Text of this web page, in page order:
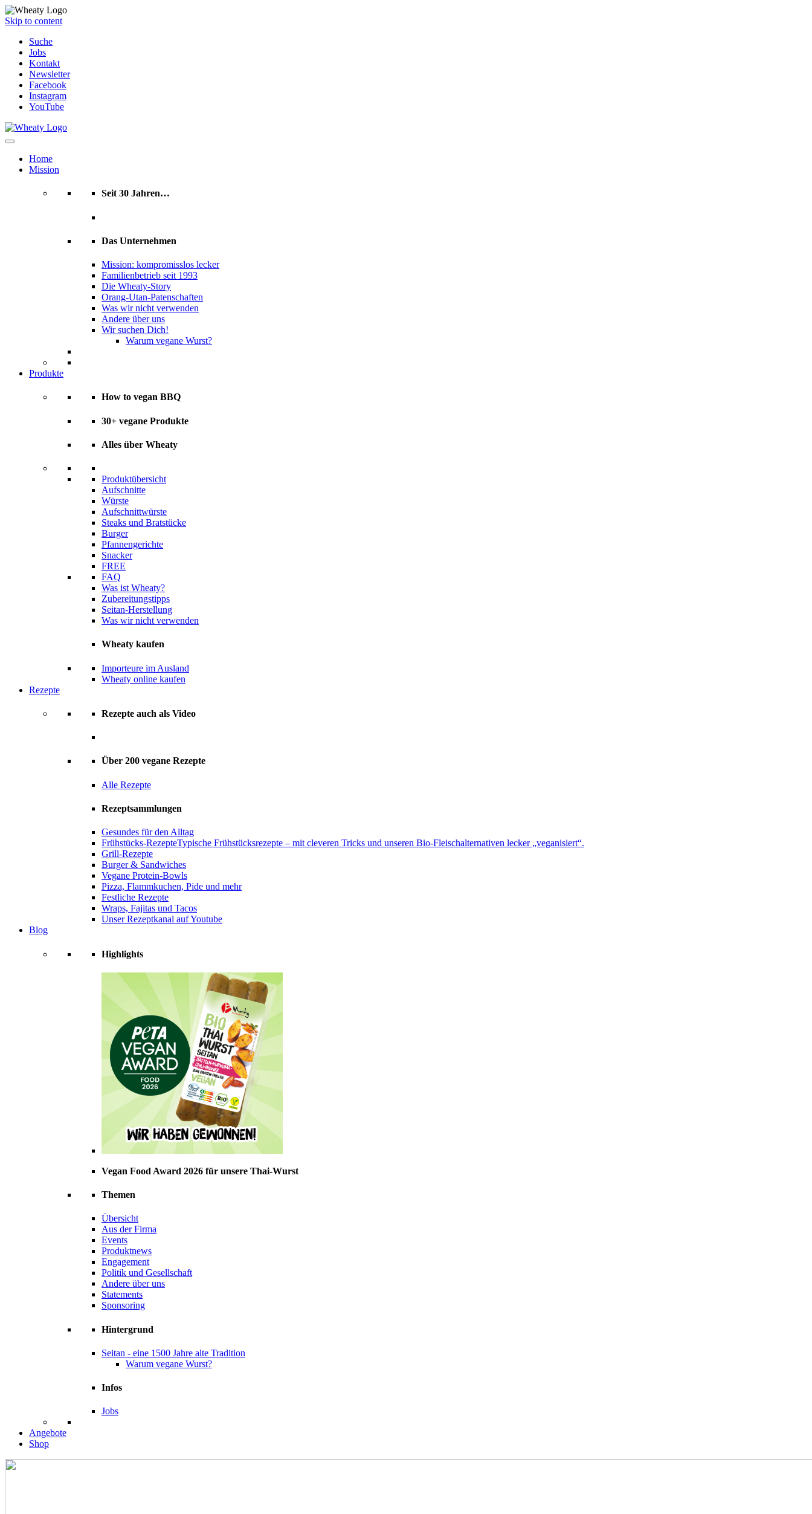
Skip to content
Suche
Jobs
Kontakt
Newsletter
Facebook
Instagram
YouTube
Home
Mission
Seit 30 Jahren…
Das Unternehmen
Mission: kompromisslos lecker
Familienbetrieb seit 1993
Die Wheaty-Story
Orang-Utan-Patenschaften
Was wir nicht verwenden
Andere über uns
Wir suchen Dich!
Warum vegane Wurst?
Produkte
How to vegan BBQ
30+ vegane Produkte
Alles über Wheaty
Produktübersicht
Aufschnitte
Würste
Aufschnittwürste
Steaks und Bratstücke
Burger
Pfannengerichte
Snacker
FREE
FAQ
Was ist Wheaty?
Zubereitungstipps
Seitan-Herstellung
Was wir nicht verwenden
Wheaty kaufen
Importeure im Ausland
Wheaty online kaufen
Rezepte
Rezepte auch als Video
Über 200 vegane Rezepte
Alle Rezepte
Rezeptsammlungen
Gesundes für den Alltag
Frühstücks-RezepteTypische Frühstücksrezepte – mit cleveren Tricks und unseren Bio-Fleischalternativen lecker „veganisiert“.
Grill-Rezepte
Burger & Sandwiches
Vegane Protein-Bowls
Pizza, Flammkuchen, Pide und mehr
Festliche Rezepte
Wraps, Fajitas und Tacos
Unser Rezeptkanal auf Youtube
Blog
Highlights
Vegan Food Award 2026 für unsere Thai-Wurst
Themen
Übersicht
Aus der Firma
Events
Produktnews
Engagement
Politik und Gesellschaft
Andere über uns
Statements
Sponsoring
Hintergrund
Seitan - eine 1500 Jahre alte Tradition
Warum vegane Wurst?
Infos
Jobs
Angebote
Shop